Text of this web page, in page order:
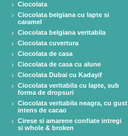
Ciocolata
Ciocolata belgiana cu lapte si
caramel
Ciocolata belgiana veritabila
Ciocolata cuvertura
Ciocolata de casa
Ciocolata de casa cu alune
Ciocolata Dubai cu Kadayif
Ciocolata veritabila cu lapte, sub
forma de dropsuri
Ciocolata veritabila neagra, cu gust
intens de cacao
Cirese si amarene confiate intregi
si whole & broken